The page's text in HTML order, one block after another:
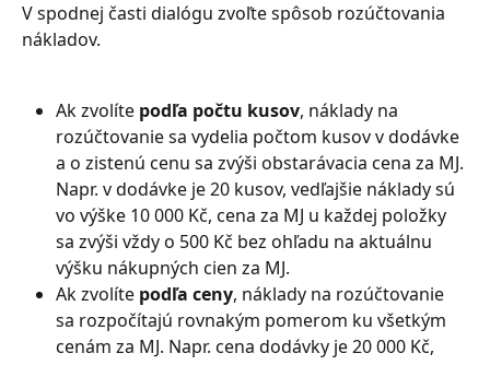
V spodnej časti dialógu zvoľte spôsob rozúčtovania
nákladov.
Ak zvolíte podľa počtu kusov, náklady na
rozúčtovanie sa vydelia počtom kusov v dodávke
a o zistenú cenu sa zvýši obstarávacia cena za MJ.
Napr. v dodávke je 20 kusov, vedľajšie náklady sú
vo výške 10 000 Kč, cena za MJ u každej položky
sa zvýši vždy o 500 Kč bez ohľadu na aktuálnu
výšku nákupných cien za MJ.
Ak zvolíte podľa ceny, náklady na rozúčtovanie
sa rozpočítajú rovnakým pomerom ku všetkým
cenám za MJ. Napr. cena dodávky je 20 000 Kč,